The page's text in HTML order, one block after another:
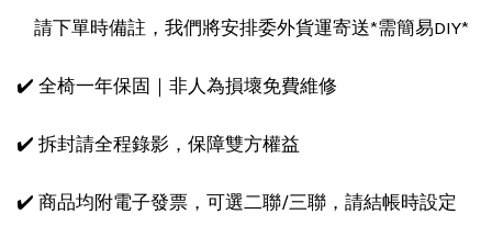
請下單時備註，我們將安排委外貨運寄送*需簡易DIY*
✔️ 全椅一年保固｜非人為損壞免費維修
✔️ 拆封請全程錄影，保障雙方權益
✔️ 商品均附電子發票，可選二聯/三聯，請結帳時設定